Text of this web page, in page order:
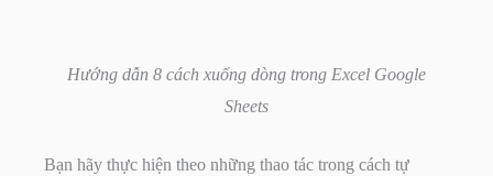
Hướng dẫn 8 cách xuống dòng trong Excel Google
Sheets
Bạn hãy thực hiện theo những thao tác trong cách tự